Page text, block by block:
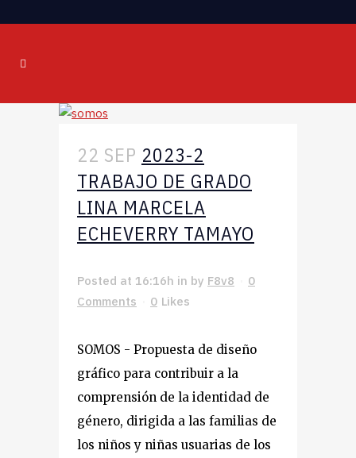
22 SEP 2023-2
TRABAJO DE GRADO
LINA MARCELA
ECHEVERRY TAMAYO
Posted at 16:16h in by F8v8
0
Comments
0 Likes
SOMOS - Propuesta de diseño
gráfico para contribuir a la
comprensión de la identidad de
género, dirigida a las familias de
los niños y niñas usuarias de los